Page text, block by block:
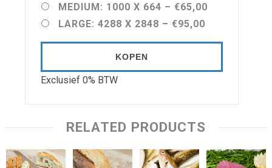
MEDIUM: 1000 X 664 – €65,00
LARGE: 4288 X 2848 – €95,00
KOPEN
Exclusief 0% BTW
RELATED PRODUCTS